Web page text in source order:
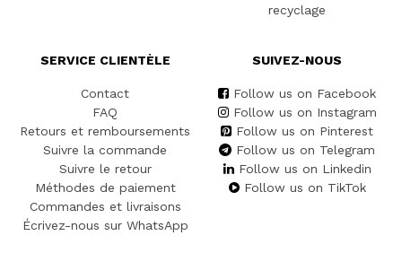
recyclage
SERVICE CLIENTÈLE
Contact
FAQ
Retours et remboursements
Suivre la commande
Suivre le retour
Méthodes de paiement
Commandes et livraisons
Écrivez-nous sur WhatsApp
SUIVEZ-NOUS
Follow us on Facebook
Follow us on Instagram
Follow us on Pinterest
Follow us on Telegram
Follow us on Linkedin
Follow us on TikTok